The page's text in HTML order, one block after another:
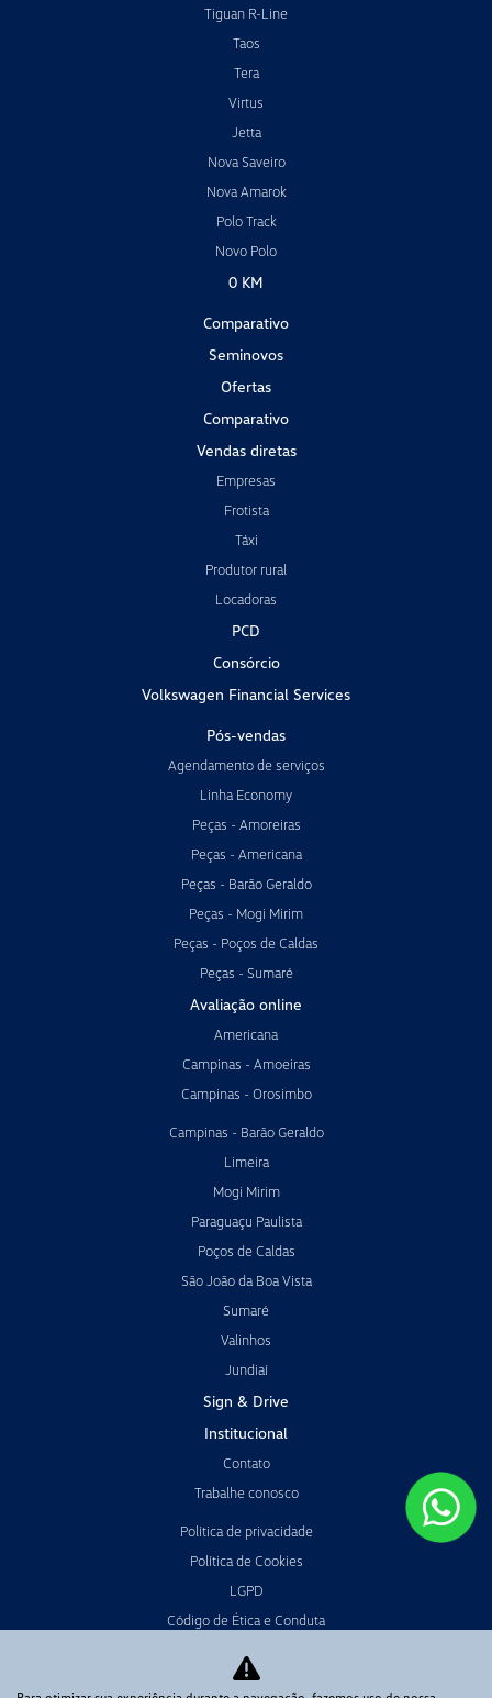
Tiguan R-Line
Taos
Tera
Virtus
Jetta
Nova Saveiro
Nova Amarok
Polo Track
Novo Polo
0 KM
Comparativo
Seminovos
Ofertas
Comparativo
Vendas diretas
Empresas
Frotista
Táxi
Produtor rural
Locadoras
PCD
Consórcio
Volkswagen Financial Services
Pós-vendas
Agendamento de serviços
Linha Economy
Peças - Amoreiras
Peças - Americana
Peças - Barão Geraldo
Peças - Mogi Mirim
Peças - Poços de Caldas
Peças - Sumaré
Avaliação online
Americana
Campinas - Amoeiras
Campinas - Orosimbo
Campinas - Barão Geraldo
Limeira
Mogi Mirim
Paraguaçu Paulista
Poços de Caldas
São João da Boa Vista
Sumaré
Valinhos
Jundiaí
Sign & Drive
Institucional
Contato
Trabalhe conosco
Política de privacidade
Política de Cookies
LGPD
Código de Ética e Conduta
Canal de Ouvidoria